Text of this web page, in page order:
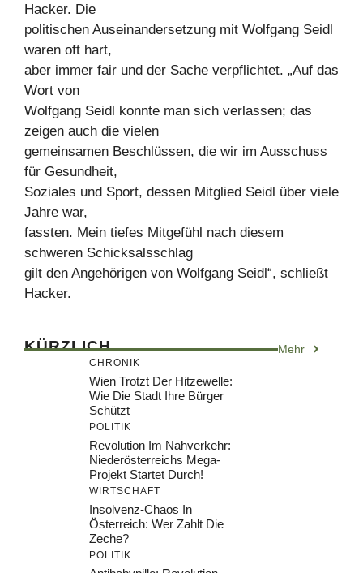
Hacker. Die
politischen Auseinandersetzung mit Wolfgang Seidl
waren oft hart,
aber immer fair und der Sache verpflichtet. „Auf das
Wort von
Wolfgang Seidl konnte man sich verlassen; das
zeigen auch die vielen
gemeinsamen Beschlüssen, die wir im Ausschuss
für Gesundheit,
Soziales und Sport, dessen Mitglied Seidl über viele
Jahre war,
fassten. Mein tiefes Mitgefühl nach diesem
schweren Schicksalsschlag
gilt den Angehörigen von Wolfgang Seidl“, schließt
Hacker.
KÜRZLICH Mehr
CHRONIK
Wien Trotzt Der Hitzewelle:
Wie Die Stadt Ihre Bürger
Schützt
POLITIK
Revolution Im Nahverkehr:
Niederösterreichs Mega-
Projekt Startet Durch!
WIRTSCHAFT
Insolvenz-Chaos In
Österreich: Wer Zahlt Die
Zeche?
POLITIK